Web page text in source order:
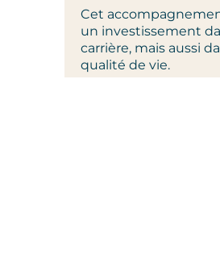
Cet
un investissement
carrière, mais aussi
qualité de vie.